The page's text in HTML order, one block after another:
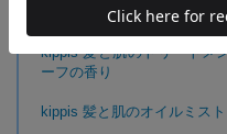
【関連アイテムはこちらか
kippis 髪と肌のトリート
ーフの香り
kippis 髪と肌のオイルミス